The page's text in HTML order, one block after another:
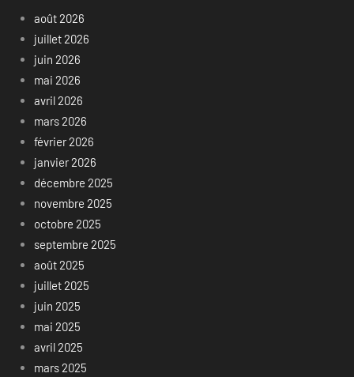
août 2026
juillet 2026
juin 2026
mai 2026
avril 2026
mars 2026
février 2026
janvier 2026
décembre 2025
novembre 2025
octobre 2025
septembre 2025
août 2025
juillet 2025
juin 2025
mai 2025
avril 2025
mars 2025